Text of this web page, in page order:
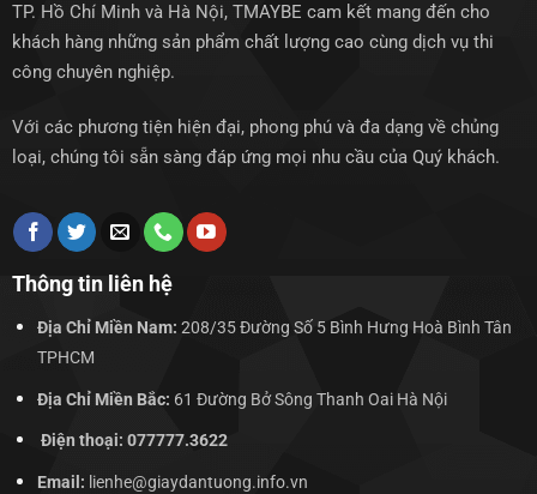
TP. Hồ Chí Minh và Hà Nội, TMAYBE cam kết mang đến cho
khách hàng những sản phẩm chất lượng cao cùng dịch vụ thi
công chuyên nghiệp.
Với các phương tiện hiện đại, phong phú và đa dạng về chủng
loại, chúng tôi sẵn sàng đáp ứng mọi nhu cầu của Quý khách.
Thông tin liên hệ
Địa Chỉ Miền Nam: 208/35 Đường Số 5 Bình Hưng Hoà Bình Tân
TPHCM
Địa Chỉ Miền Bắc: 61 Đường Bở Sông Thanh Oai Hà Nội
Điện thoại: 077777.3622
Email: lienhe@giaydantuong.info.vn